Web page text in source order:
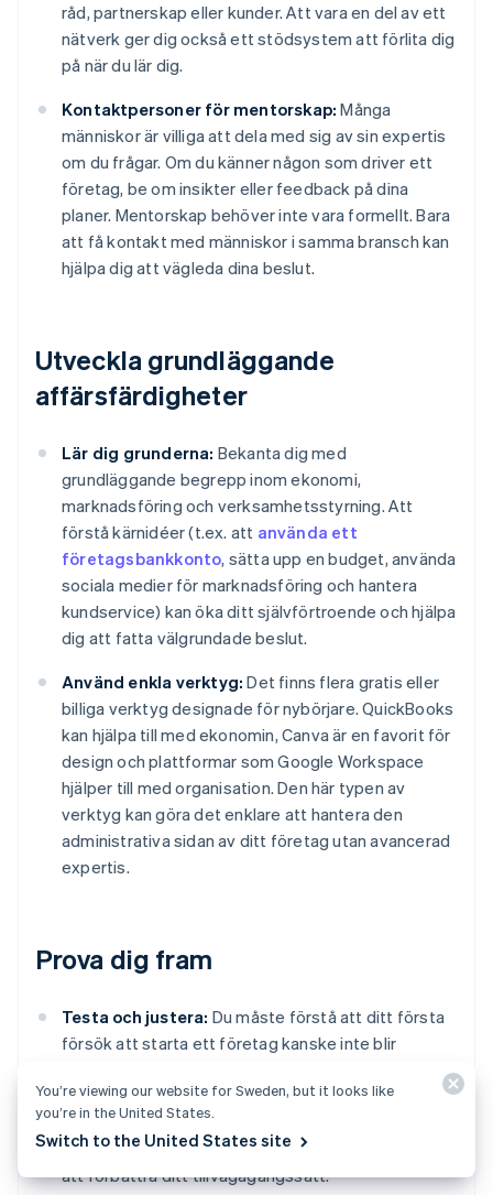
råd, partnerskap eller kunder. Att vara en del av ett
nätverk ger dig också ett stödsystem att förlita dig
på när du lär dig.
Kontaktpersoner för mentorskap: Många
människor är villiga att dela med sig av sin expertis
om du frågar. Om du känner någon som driver ett
företag, be om insikter eller feedback på dina
planer. Mentorskap behöver inte vara formellt. Bara
att få kontakt med människor i samma bransch kan
hjälpa dig att vägleda dina beslut.
Utveckla grundläggande
affärsfärdigheter
Lär dig grunderna: Bekanta dig med
grundläggande begrepp inom ekonomi,
marknadsföring och verksamhetsstyrning. Att
förstå kärnidéer (t.ex. att använda ett
företagsbankkonto, sätta upp en budget, använda
sociala medier för marknadsföring och hantera
kundservice) kan öka ditt självförtroende och hjälpa
dig att fatta välgrundade beslut.
Använd enkla verktyg: Det finns flera gratis eller
billiga verktyg designade för nybörjare. QuickBooks
kan hjälpa till med ekonomin, Canva är en favorit för
design och plattformar som Google Workspace
hjälper till med organisation. Den här typen av
verktyg kan göra det enklare att hantera den
administrativa sidan av ditt företag utan avancerad
expertis.
Prova dig fram
Testa och justera: Du måste förstå att ditt första
försök att starta ett företag kanske inte blir
förbered dig på att göra ändringar allt eftersom.
Samla in feedback från tidiga kunder eller klienter
och behandla den som en möjlighet att lära dig för
att förbättra ditt tillvägagångssätt.
You’re viewing our website for Sweden, but it looks like
you’re in the United States.
Switch to the United States site